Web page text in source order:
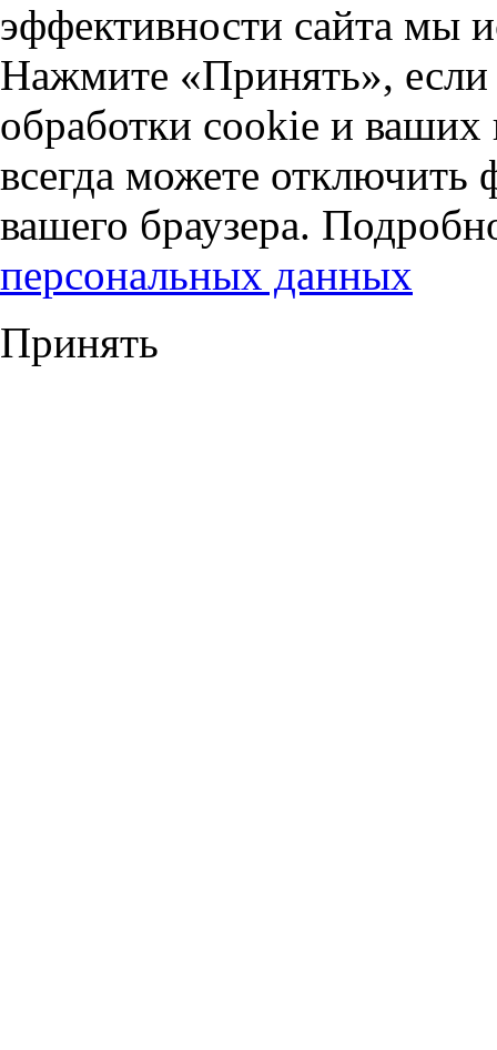
эффективности сайта мы
Нажмите «Принять», если
обработки cookie и
всегда можете отключить
вашего браузера.
персональных данных
Принять